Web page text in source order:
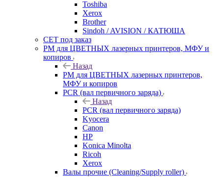
Toshiba
Xerox
Brother
Sindoh / AVISION / КАТЮША
CET под заказ
РМ для ЦВЕТНЫХ лазерных принтеров, МФУ и
копиров
Назад
РМ для ЦВЕТНЫХ лазерных принтеров,
МФУ и копиров
PCR (вал первичного заряда)
Назад
PCR (вал первичного заряда)
Kyocera
Canon
HP
Konica Minolta
Ricoh
Xerox
Валы прочие (Cleaning/Supply roller)